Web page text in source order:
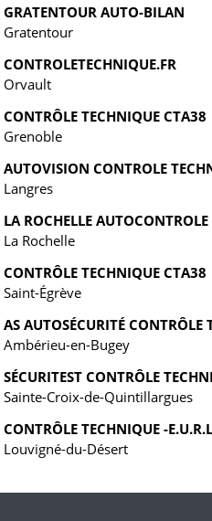
GRATENTOUR AUTO-BILAN
Gratentour
CONTROLETECHNIQUE.FR
Orvault
CONTRÔLE TECHNIQUE CTA38
Grenoble
AUTOVISION CONTROLE
Langres
LA ROCHELLE
La Rochelle
CONTRÔLE TECHNIQUE CTA38
Saint-Égrève
AS AUTOSÉCURITÉ CONTRÔLE
Ambérieu-en-Bugey
SÉCURITEST CONTRÔLE
Sainte-Croix-de-Quintillargues
CONTRÔLE TECHNIQUE -
Louvigné-du-Désert